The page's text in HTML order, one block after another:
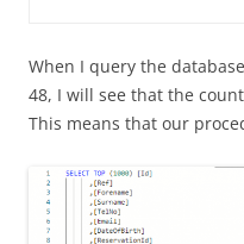
When I query the
48, I will see that the
This means that our